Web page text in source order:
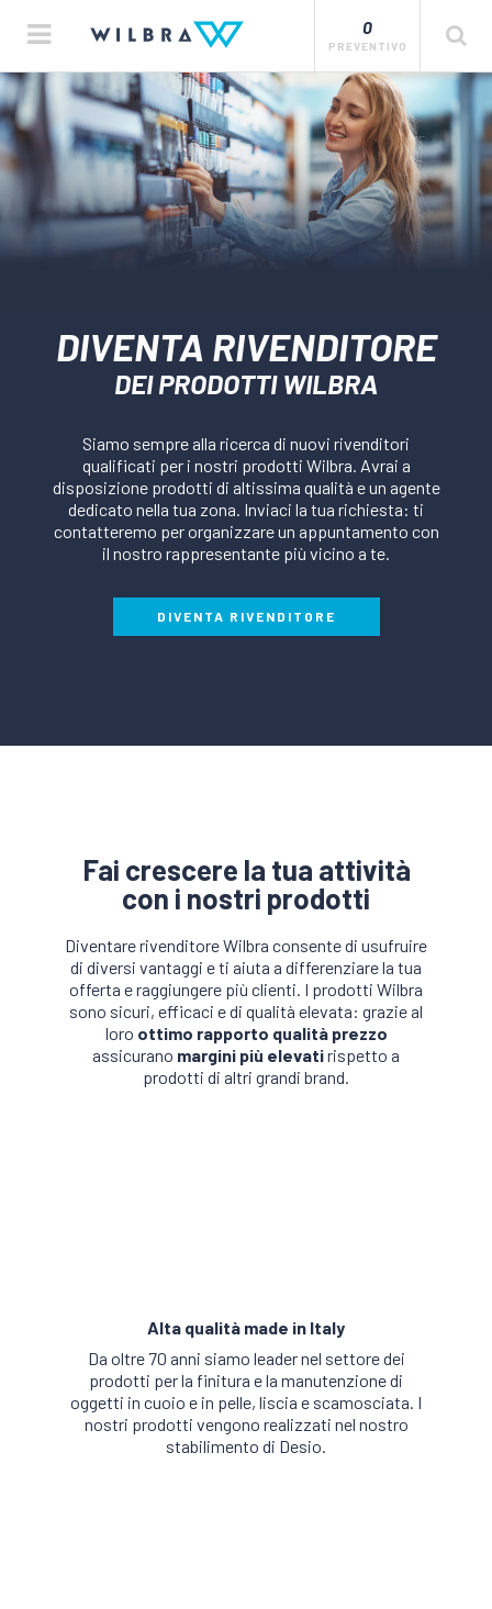
0
PREVENTIVO
DIVENTA RIVENDITORE
DEI PRODOTTI WILBRA
Siamo sempre alla ricerca di nuovi rivenditori
qualificati per i nostri prodotti Wilbra. Avrai a
disposizione prodotti di altissima qualità e un agente
dedicato nella tua zona. Inviaci la tua richiesta: ti
contatteremo per organizzare un appuntamento con
il nostro rappresentante più vicino a te.
DIVENTA RIVENDITORE
Fai crescere la tua attività
con i nostri prodotti
Diventare rivenditore Wilbra consente di usufruire
di diversi vantaggi e ti aiuta a differenziare la tua
offerta e raggiungere più clienti. I prodotti Wilbra
sono sicuri, efficaci e di qualità elevata: grazie al
loro ottimo rapporto qualità prezzo
assicurano margini più elevatirispetto a
prodotti di altri grandi brand.
Alta qualità made in Italy
Da oltre 70 anni siamo leader nel settore dei
prodotti per la finitura e la manutenzione di
oggetti in cuoio e in pelle, liscia e scamosciata. I
nostri prodotti vengono realizzati nel nostro
stabilimento di Desio.